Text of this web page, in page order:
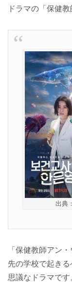
ドラマの「保健
出典
「保健教師アン
先の学校で起き
思議なドラマです